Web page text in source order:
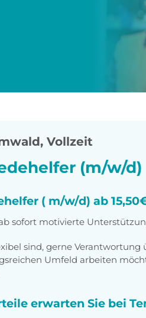
, Vollzeit
(m/w/d)
( m/w/d) ab
sofort motivierte
sind, gerne
Umfeld arbeiten
erwarten Sie bei